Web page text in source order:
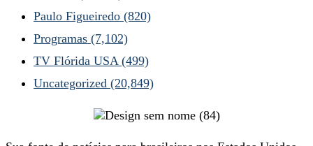
Paulo Figueiredo (820)
Programas (7,102)
TV Flórida USA (499)
Uncategorized (20,849)